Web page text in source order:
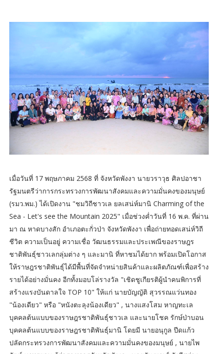
เมื่อวันที่ 17 พฤษภาคม 2568 ที่ จังหวัดพังงา นายวราวุธ ศิลปอาชา
รัฐมนตรีว่าการกระทรวงการพัฒนาสังคมและความมั่นคงของมนุษย์
(รมว.พม.) ได้เปิดงาน "ชมวิถีชาวเล ยลเสน่ห์มานิ Charming of the
Sea - Let's see the Mountain 2025" เมื่อช่วงค่ำวันที่ 16 พ.ค. ที่ผ่าน
มา ณ หาดบางสัก อำเภอตะกั่วป่า จังหวัดพังงา เพื่อถ่ายทอดเสน่ห์วิถี
ชีวิต ความเป็นอยู่ ความเชื่อ วัฒนธรรมและประเพณีของราษฎร
ชาติพันธุ์ชาวเลกลุ่มต่าง ๆ และมานิ ที่หาชมได้ยาก พร้อมเปิดโอกาส
ให้ราษฎรชาติพันธุ์ได้มีพื้นที่จัดจำหน่ายสินค้าและผลิตภัณฑ์เพื่อสร้าง
รายได้อย่างมั่นคง อีกทั้งมอบโล่รางวัล "เชิดชูเกียรติผู้นำคนพิการที่
สร้างแรงบันดาลใจ TOP 10" ให้แก่ นายบัญญัติ สุวรรณแว่นทอง
"น้องเดียว" หรือ "หนังตะลุงน้องเดียว" , นางแสงโสม หาญทะเล
บุคคลต้นแบบของราษฎรชาติพันธุ์ชาวเล และนายโชค รักษ์ป่าบอน
บุคคลต้นแบบของราษฎรชาติพันธุ์มานิ โดยมี นายอนุกูล ปีดแก้ว
ปลัดกระทรวงการพัฒนาสังคมและความมั่นคงของมนุษย์ , นายไพ